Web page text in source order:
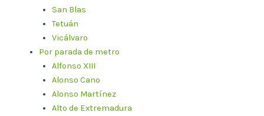
San Blas
Tetuán
Vicálvaro
Por parada de metro
Alfonso XIII
Alonso Cano
Alonso Martínez
Alto de Extremadura